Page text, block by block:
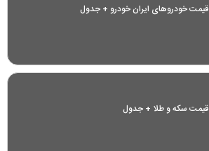
قیمت خودرو‌های ایران خودرو + جدول
قیمت سکه و طلا + جدول